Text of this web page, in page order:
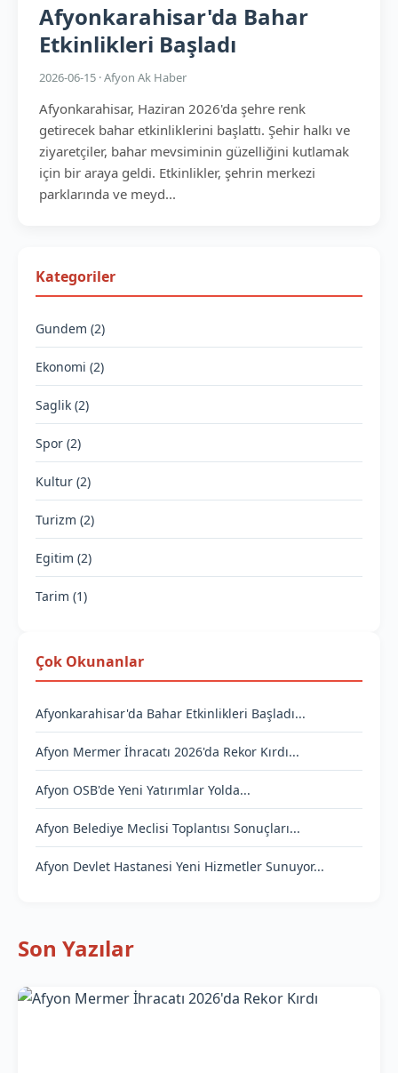
Afyonkarahisar'da Bahar
Etkinlikleri Başladı
2026-06-15 · Afyon Ak Haber
Afyonkarahisar, Haziran 2026'da şehre renk
getirecek bahar etkinliklerini başlattı. Şehir halkı ve
ziyaretçiler, bahar mevsiminin güzelliğini kutlamak
için bir araya geldi. Etkinlikler, şehrin merkezi
parklarında ve meyd...
Kategoriler
Gundem (2)
Ekonomi (2)
Saglik (2)
Spor (2)
Kultur (2)
Turizm (2)
Egitim (2)
Tarim (1)
Çok Okunanlar
Afyonkarahisar'da Bahar Etkinlikleri Başladı...
Afyon Mermer İhracatı 2026'da Rekor Kırdı...
Afyon OSB'de Yeni Yatırımlar Yolda...
Afyon Belediye Meclisi Toplantısı Sonuçları...
Afyon Devlet Hastanesi Yeni Hizmetler Sunuyor...
Son Yazılar